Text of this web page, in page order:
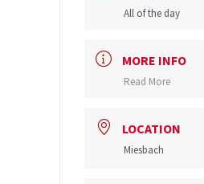
All of the day
MORE INFO
Read More
LOCATION
Miesbach